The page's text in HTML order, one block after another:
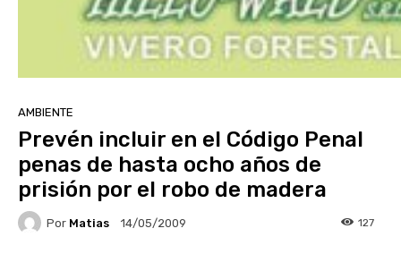
AMBIENTE
Prevén incluir en el Código Penal
penas de hasta ocho años de
prisión por el robo de madera
Por Matias 14/05/2009 127